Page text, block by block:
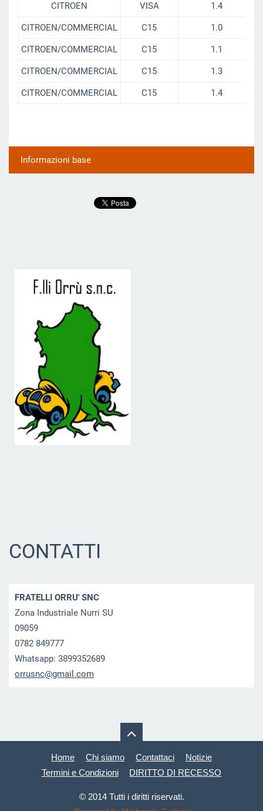
CITROEN VISA 1.4
CITROEN/COMMERCIAL C15 1.0
CITROEN/COMMERCIAL C15 1.1
CITROEN/COMMERCIAL C15 1.3
CITROEN/COMMERCIAL C15 1.4
Informazioni base
CONTATTI
FRATELLI ORRU' SNC
Zona Industriale Nurri SU
09059
0782 849777
Whatsapp: 3899352689
orrusnc@gmail.com
Home Chi siamo Contattaci
Notizie
Termini e Condizioni
DIRITTO DI RECESSO
© 2014 Tutti i diritti riservati.